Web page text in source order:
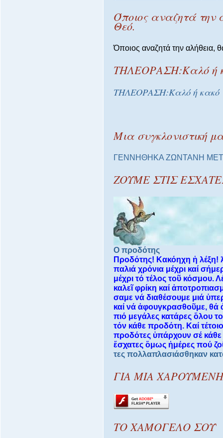
Όποιος αναζητά την
Θεό.
Όποιος αναζητά την αλήθεια,
ΤΗΛΕΟΡΑΣΗ:Καλό ή
ΤΗΛΕΟΡΑΣΗ:Καλό ή κακό
Μια συγκλονιστική
ΓΕΝΝΗΘΗΚΑ ΖΩΝΤΑΝΗ
ΖΟΥΜΕ ΣΤΙΣ
Ο προδότης
Προδότης! Κακόηχη ἡ λέξη!
παλιά χρόνια μέχρι καί
μέχρι τό τέλος τοῦ κόσμου.
καλεῖ φρίκη καί
σαμε νά διαθέσουμε μιά
καί νά ἀφουγκρασθοῦμε, θά
πιό μεγάλες κατάρες ὅλου
τόν κάθε προδότη. Καί
προδότες ὑπάρχουν σέ κάθε
ἔσχατες ὅμως ἡμέρες πού
τες πολλαπλασιάσθηκαν
ΓΙΑ ΜΙΑ
ΤΟ ΧΑΜΟΓΕΛΟ ΣΟΥ